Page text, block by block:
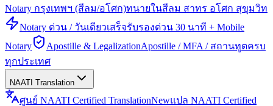
Notary กรุงเทพฯ (สีลม/อโศก)ทนายในสีลม สาทร อโศก สุขุมวิท
Notary ด่วน / วันเดียวเสร็จรับรองด่วน 30 นาที + Mobile
Notary
Apostille & LegalizationApostille / MFA / สถานทูตครบ
ทุกประเทศ
NAATI Translation
ศูนย์ NAATI Certified TranslationNewแปล NAATI Certified